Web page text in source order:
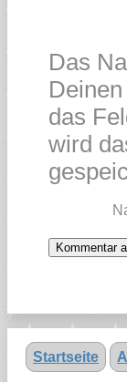
Das
das
wird
Startseite